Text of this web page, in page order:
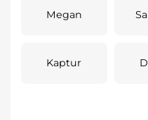
Megan
Kaptur